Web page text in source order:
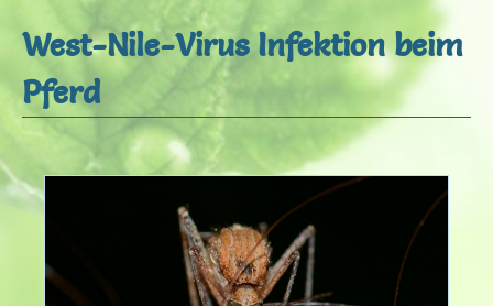
West-Nile-Virus Infektion beim
Pferd